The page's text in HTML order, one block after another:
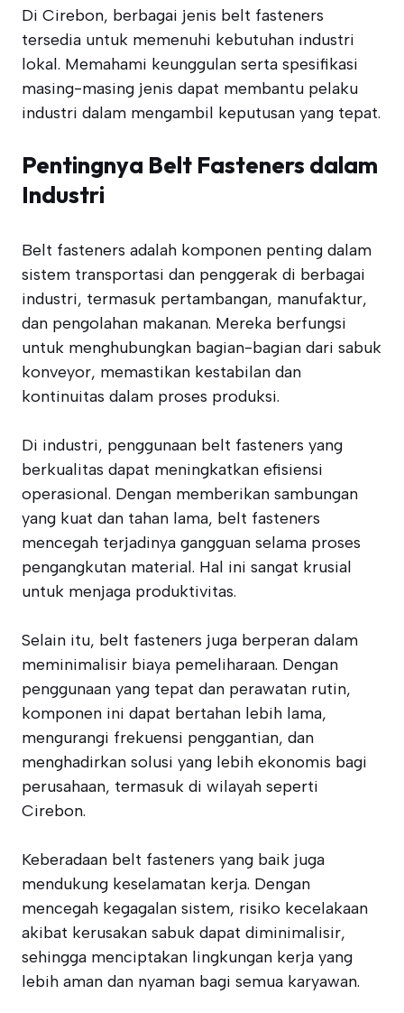
Di Cirebon, berbagai jenis belt fasteners
tersedia untuk memenuhi kebutuhan industri
lokal. Memahami keunggulan serta spesifikasi
masing-masing jenis dapat membantu pelaku
industri dalam mengambil keputusan yang tepat.
Pentingnya Belt Fasteners dalam
Industri
Belt fasteners adalah komponen penting dalam
sistem transportasi dan penggerak di berbagai
industri, termasuk pertambangan, manufaktur,
dan pengolahan makanan. Mereka berfungsi
untuk menghubungkan bagian-bagian dari sabuk
konveyor, memastikan kestabilan dan
kontinuitas dalam proses produksi.
Di industri, penggunaan belt fasteners yang
berkualitas dapat meningkatkan efisiensi
operasional. Dengan memberikan sambungan
yang kuat dan tahan lama, belt fasteners
mencegah terjadinya gangguan selama proses
pengangkutan material. Hal ini sangat krusial
untuk menjaga produktivitas.
Selain itu, belt fasteners juga berperan dalam
meminimalisir biaya pemeliharaan. Dengan
penggunaan yang tepat dan perawatan rutin,
komponen ini dapat bertahan lebih lama,
mengurangi frekuensi penggantian, dan
menghadirkan solusi yang lebih ekonomis bagi
perusahaan, termasuk di wilayah seperti
Cirebon.
Keberadaan belt fasteners yang baik juga
mendukung keselamatan kerja. Dengan
mencegah kegagalan sistem, risiko kecelakaan
akibat kerusakan sabuk dapat diminimalisir,
sehingga menciptakan lingkungan kerja yang
lebih aman dan nyaman bagi semua karyawan.